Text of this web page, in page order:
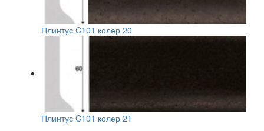
Плинтус C101 колер 20
Плинтус C101 колер 21